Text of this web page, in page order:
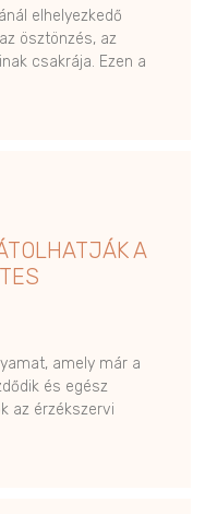
elhelyezkedő
ösztönzés, az
csakrája. Ezen a
A
amely már a
és egész
az érzékszervi